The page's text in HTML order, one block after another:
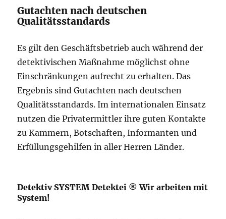
Gutachten nach deutschen
Qualitätsstandards
Es gilt den Geschäftsbetrieb auch während der
detektivischen Maßnahme möglichst ohne
Einschränkungen aufrecht zu erhalten. Das
Ergebnis sind Gutachten nach deutschen
Qualitätsstandards. Im internationalen Einsatz
nutzen die Privatermittler ihre guten Kontakte
zu Kammern, Botschaften, Informanten und
Erfüllungsgehilfen in aller Herren Länder.
Detektiv SYSTEM Detektei ® Wir arbeiten mit
System!